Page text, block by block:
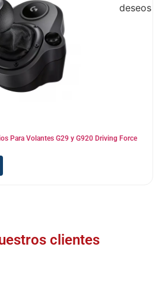
Para Volantes G29 y G920 Driving Force
deseos
clientes